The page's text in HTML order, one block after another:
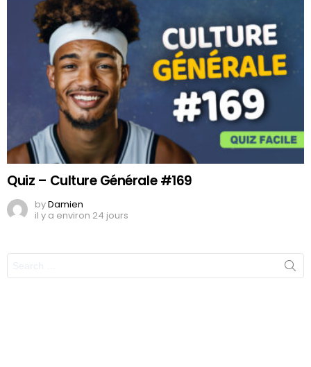
Quiz – Culture Générale #169
byDamien
il y a environ 24 jours